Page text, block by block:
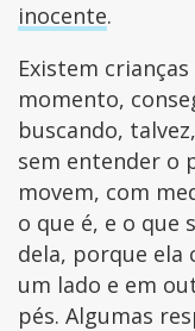
inocente.
Existem
momento,
buscando,
sem entender o
movem, com
o que é, e o que
dela, porque ela
um lado e em
pés. Algumas